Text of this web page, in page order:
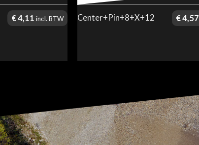
€4,11 incl. BTW Center+Pin+8+X+12 €4,57